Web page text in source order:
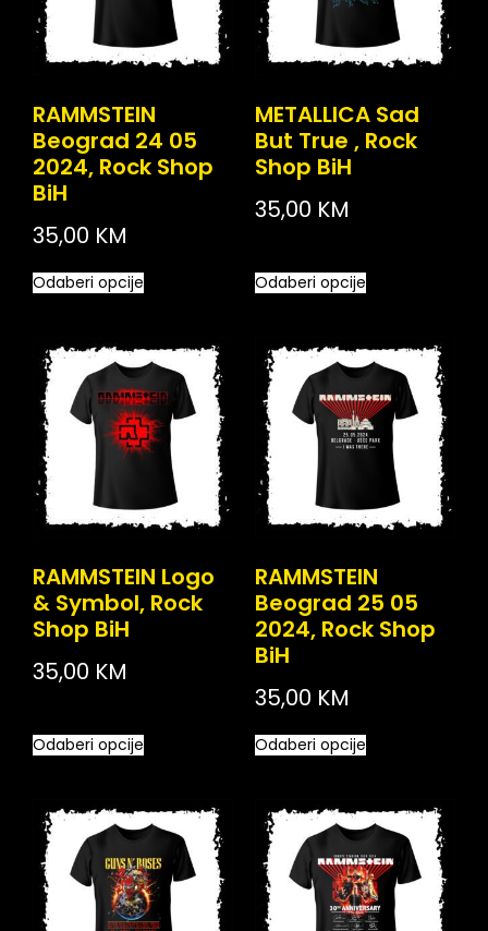
RAMMSTEIN
Beograd 24 05
2024, Rock Shop
BiH
35,00 KM
Odaberi opcije
METALLICA Sad
But True , Rock
Shop BiH
35,00 KM
Odaberi opcije
RAMMSTEIN Logo
& Symbol, Rock
Shop BiH
35,00 KM
Odaberi opcije
RAMMSTEIN
Beograd 25 05
2024, Rock Shop
BiH
35,00 KM
Odaberi opcije